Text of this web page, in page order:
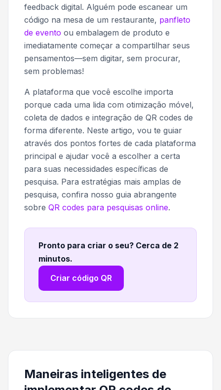
feedback digital. Alguém pode escanear um
código na mesa de um restaurante, panfleto
de evento ou embalagem de produto e
imediatamente começar a compartilhar seus
pensamentos—sem digitar, sem procurar,
sem problemas!
A plataforma que você escolhe importa
porque cada uma lida com otimização móvel,
coleta de dados e integração de QR codes de
forma diferente. Neste artigo, vou te guiar
através dos pontos fortes de cada plataforma
principal e ajudar você a escolher a certa
para suas necessidades específicas de
pesquisa. Para estratégias mais amplas de
pesquisa, confira nosso guia abrangente
sobre QR codes para pesquisas online.
Pronto para criar o seu? Cerca de 2
minutos.
Criar código QR
Maneiras inteligentes de